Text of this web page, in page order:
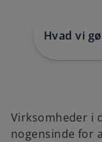
Hvad vi
Virksomheder i
nogensinde for